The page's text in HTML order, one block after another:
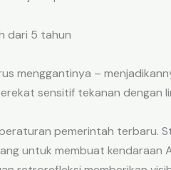
dari 5 tahun
menggantinya –
sensitif tekanan
pemerintah terbaru.
untuk membuat kendaraan